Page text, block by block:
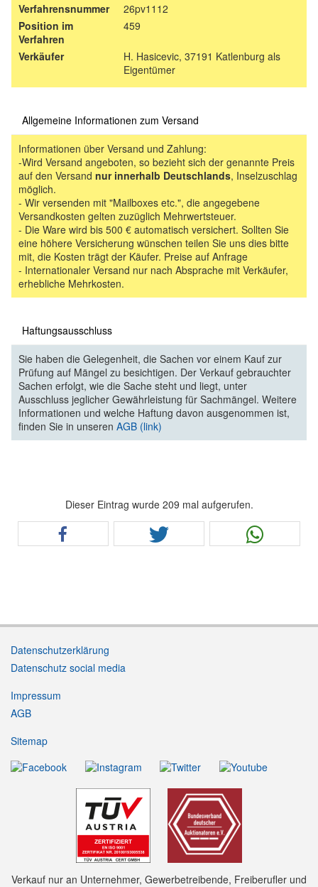
Verfahrensnummer
26pv1112
Position im
Verfahren
459
Verkäufer
H. Hasicevic, 37191 Katlenburg als
Eigentümer
Allgemeine Informationen zum Versand
Informationen über Versand und Zahlung:
-Wird Versand angeboten, so bezieht sich der genannte Preis
auf den Versand nur innerhalb Deutschlands, Inselzuschlag
möglich.
- Wir versenden mit "Mailboxes etc.", die angegebene
Versandkosten gelten zuzüglich Mehrwertsteuer.
- Die Ware wird bis 500 € automatisch versichert. Sollten Sie
eine höhere Versicherung wünschen teilen Sie uns dies bitte
mit, die Kosten trägt der Käufer. Preise auf Anfrage
- Internationaler Versand nur nach Absprache mit Verkäufer,
erhebliche Mehrkosten.
Haftungsausschluss
Sie haben die Gelegenheit, die Sachen vor einem Kauf zur
Prüfung auf Mängel zu besichtigen. Der Verkauf gebrauchter
Sachen erfolgt, wie die Sache steht und liegt, unter
Ausschluss jeglicher Gewährleistung für Sachmängel. Weitere
Informationen und welche Haftung davon ausgenommen ist,
finden Sie in unseren AGB (link)
Dieser Eintrag wurde 209 mal aufgerufen.
Datenschutzerklärung
Datenschutz social media
Impressum
AGB
Sitemap
Verkauf nur an Unternehmer, Gewerbetreibende, Freiberufler und